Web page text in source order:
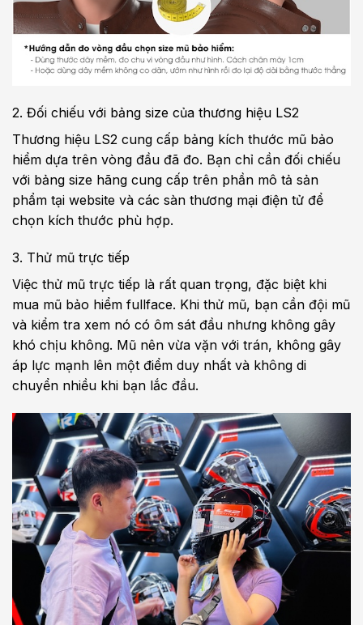
2. Đối chiếu với bảng size của thương hiệu LS2
Thương hiệu LS2 cung cấp bảng kích thước mũ bảo
hiểm dựa trên vòng đầu đã đo. Bạn chỉ cần đối chiếu
với bảng size hãng cung cấp trên phần mô tả sản
phẩm tại website và các sàn thương mại điện tử để
chọn kích thước phù hợp.
3. Thử mũ trực tiếp
Việc thử mũ trực tiếp là rất quan trọng, đặc biệt khi
mua mũ bảo hiểm fullface. Khi thử mũ, bạn cần đội mũ
và kiểm tra xem nó có ôm sát đầu nhưng không gây
khó chịu không. Mũ nên vừa vặn với trán, không gây
áp lực mạnh lên một điểm duy nhất và không di
chuyển nhiều khi bạn lắc đầu.